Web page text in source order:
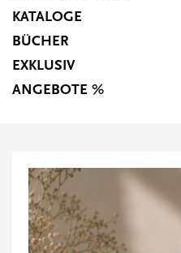
KATALOGE
BÜCHER
EXKLUSIV
ANGEBOTE %